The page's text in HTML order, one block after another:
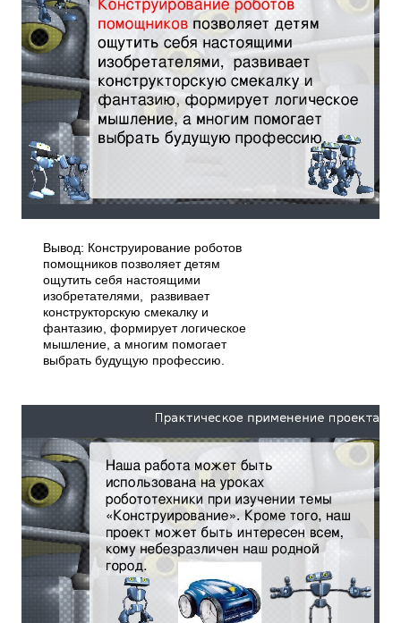
Вывод: Конструирование роботов
помощников позволяет детям
ощутить себя настоящими
изобретателями, развивает
конструкторскую смекалку и
фантазию, формирует логическое
мышление, а многим помогает
выбрать будущую профессию.